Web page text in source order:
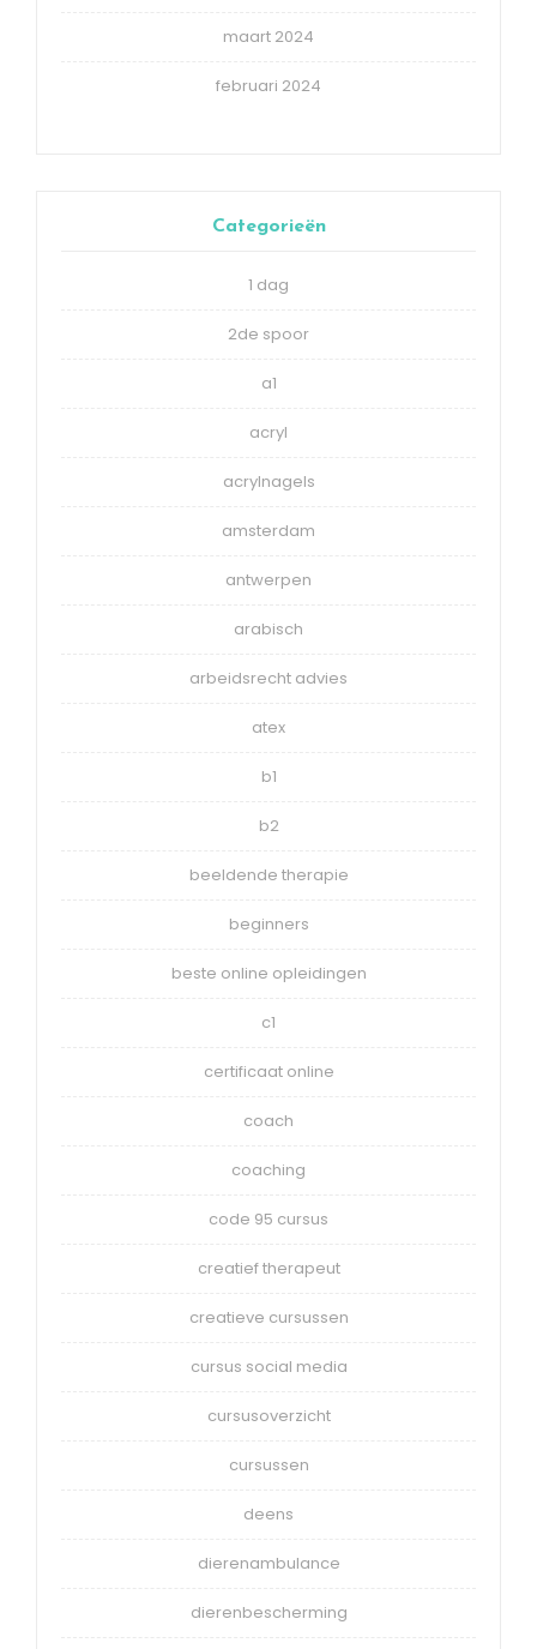
maart 2024
februari 2024
Categorieën
1 dag
2de spoor
a1
acryl
acrylnagels
amsterdam
antwerpen
arabisch
arbeidsrecht advies
atex
b1
b2
beeldende therapie
beginners
beste online opleidingen
c1
certificaat online
coach
coaching
code 95 cursus
creatief therapeut
creatieve cursussen
cursus social media
cursusoverzicht
cursussen
deens
dierenambulance
dierenbescherming